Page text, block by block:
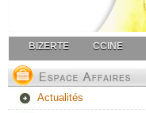
BIZERTE CCINE
Actualités